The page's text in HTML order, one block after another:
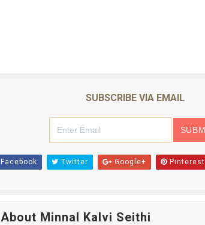
SUBSCRIBE VIA EMAIL
Facebook Twitter Google+ Pinterest
About Minnal Kalvi Seithi